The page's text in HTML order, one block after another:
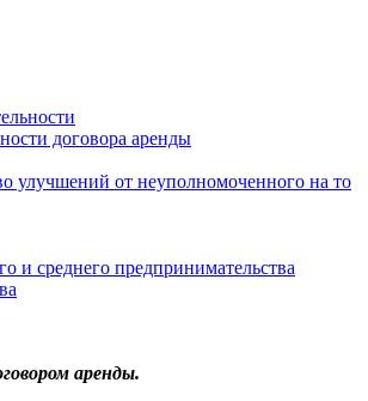
договора аренды
улучшений от неуполномоченного на то
и среднего предпринимательства
аренды.